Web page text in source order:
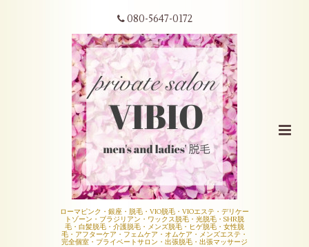
080-5647-0172
ローマピンク・銀座・脱毛・VIO脱毛・VIOエステ・デリケー
トゾーン・ブラジリアン・ワックス脱毛・光脱毛・SHR脱
毛・白髪脱毛・介護脱毛・メンズ脱毛・ヒゲ脱毛・女性脱
毛・アフターケア・フェムケア・オムケア・メンズエステ・
完全個室・プライベートサロン・出張脱毛・出張マッサージ